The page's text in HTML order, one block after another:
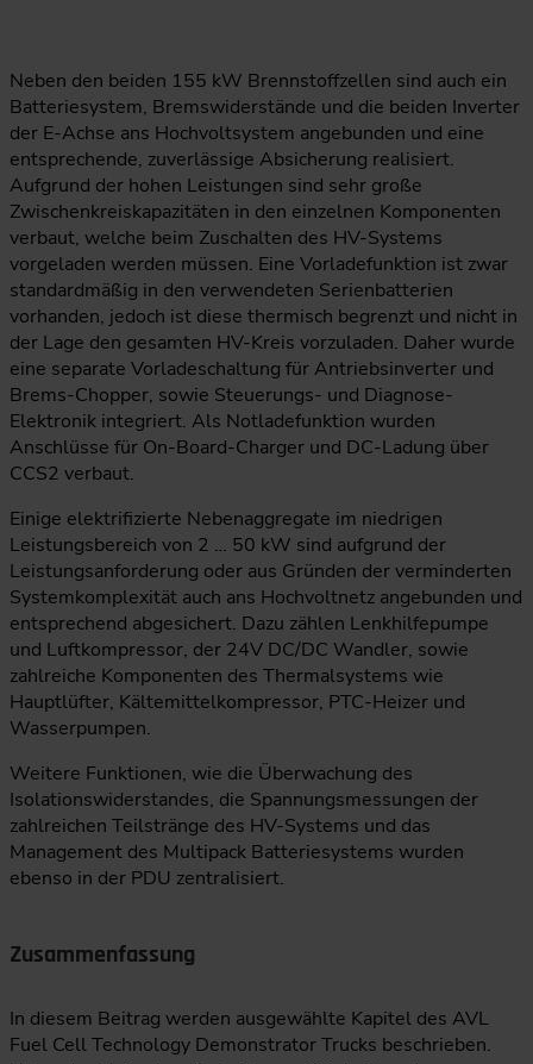
Neben den beiden 155 kW Brennstoffzellen sind auch ein
Batteriesystem, Bremswiderstände und die beiden Inverter
der E-Achse ans Hochvoltsystem angebunden und eine
entsprechende, zuverlässige Absicherung realisiert.
Aufgrund der hohen Leistungen sind sehr große
Zwischenkreiskapazitäten in den einzelnen Komponenten
verbaut, welche beim Zuschalten des HV-Systems
vorgeladen werden müssen. Eine Vorladefunktion ist zwar
standardmäßig in den verwendeten Serienbatterien
vorhanden, jedoch ist diese thermisch begrenzt und nicht in
der Lage den gesamten HV-Kreis vorzuladen. Daher wurde
eine separate Vorladeschaltung für Antriebsinverter und
Brems-Chopper, sowie Steuerungs- und Diagnose-
Elektronik integriert. Als Notladefunktion wurden
Anschlüsse für On-Board-Charger und DC-Ladung über
CCS2 verbaut.
Einige elektrifizierte Nebenaggregate im niedrigen
Leistungsbereich von 2 … 50 kW sind aufgrund der
Leistungsanforderung oder aus Gründen der verminderten
Systemkomplexität auch ans Hochvoltnetz angebunden und
entsprechend abgesichert. Dazu zählen Lenkhilfepumpe
und Luftkompressor, der 24V DC/DC Wandler, sowie
zahlreiche Komponenten des Thermalsystems wie
Hauptlüfter, Kältemittelkompressor, PTC-Heizer und
Wasserpumpen.
Weitere Funktionen, wie die Überwachung des
Isolationswiderstandes, die Spannungsmessungen der
zahlreichen Teilstränge des HV-Systems und das
Management des Multipack Batteriesystems wurden
ebenso in der PDU zentralisiert.
Zusammenfassung
In diesem Beitrag werden ausgewählte Kapitel des AVL
Fuel Cell Technology Demonstrator Trucks beschrieben.